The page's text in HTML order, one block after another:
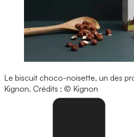
Le biscuit choco-noisette, un des
Kignon. Crédits : © Kignon